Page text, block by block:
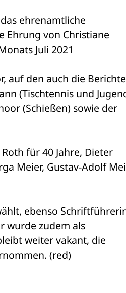
ehrenamtliche
Ehrung von Christiane
Juli 2021
auf den auch die Berichte
(Tischtennis und
(Schießen) sowie der
für 40 Jahre, Dieter
Meier, Gustav-Adolf
ebenso
wurde zudem als
weiter vakant, die
(red)